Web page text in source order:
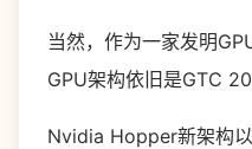
当然，作为一家发明
GPU架构依旧是GTC
Nvidia Hopper新架构